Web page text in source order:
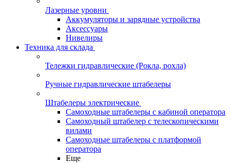
Лазерные уровни
Аккумуляторы и зарядные устройства
Аксессуары
Нивелиры
Техника для склада
Тележки гидравлические (Рокла, рохла)
Ручные гидравлические штабелеры
Штабелеры электрические
Самоходные штабелеры с кабиной оператора
Самоходный штабелер с телескопическими
вилами
Самоходные штабелеры с платформой
оператора
Еще